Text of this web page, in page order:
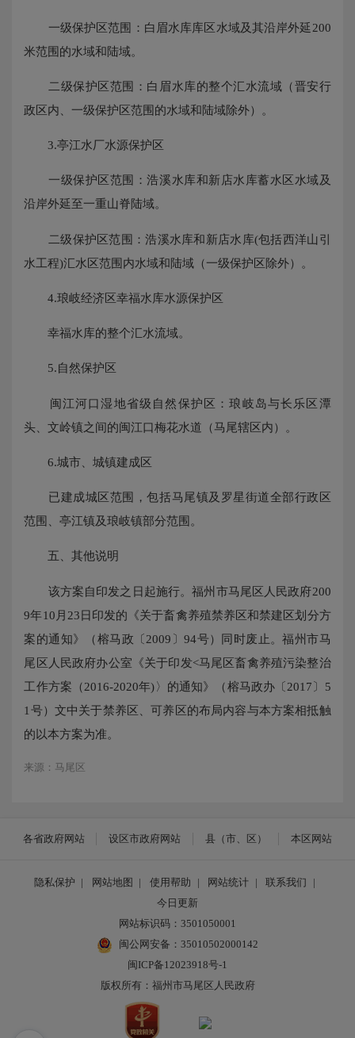
一级保护区范围：白眉水库库区水域及其沿岸外延200
米范围的水域和陆域。
二级保护区范围：白眉水库的整个汇水流域（晋安行
政区内、一级保护区范围的水域和陆域除外）。
3.亭江水厂水源保护区
一级保护区范围：浩溪水库和新店水库蓄水区水域及
沿岸外延至一重山脊陆域。
二级保护区范围：浩溪水库和新店水库(包括西洋山引
水工程)汇水区范围内水域和陆域（一级保护区除外）。
4.琅岐经济区幸福水库水源保护区
幸福水库的整个汇水流域。
5.自然保护区
闽江河口湿地省级自然保护区：琅岐岛与长乐区潭
头、文岭镇之间的闽江口梅花水道（马尾辖区内）。
6.城市、城镇建成区
已建成城区范围，包括马尾镇及罗星街道全部行政区
范围、亭江镇及琅岐镇部分范围。
五、其他说明
该方案自印发之日起施行。福州市马尾区人民政府200
9年10月23日印发的《关于畜禽养殖禁养区和禁建区划分方
案的通知》（榕马政〔2009〕94号）同时废止。福州市马
尾区人民政府办公室《关于印发<马尾区畜禽养殖污染整治
工作方案（2016-2020年)〉的通知》（榕马政办〔2017〕5
1号）文中关于禁养区、可养区的布局内容与本方案相抵触
的以本方案为准。
来源：马尾区
各省政府网站 设区市政府网站 县（市、区） 本区网站
隐私保护 | 网站地图 | 使用帮助 | 网站统计 | 联系我们
|
今日更新
网站标识码：3501050001
闽公网安备：35010502000142
闽ICP备12023918号-1
版权所有：福州市马尾区人民政府